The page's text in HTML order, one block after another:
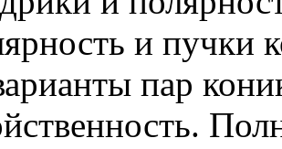
и пучки
пар